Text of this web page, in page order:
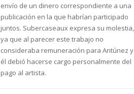
envío de un dinero correspondiente a una
publicación en la que habrían participado
juntos. Subercaseaux expresa su molestia,
ya que al parecer este trabajo no
consideraba remuneración para Antúnez y
él debió hacerse cargo personalmente del
pago al artista.